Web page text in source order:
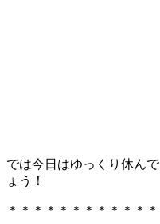
では今日はゆっくり休ん
ょう！
＊＊＊＊＊＊＊＊＊＊＊